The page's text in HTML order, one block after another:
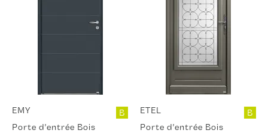
EMY
Porte d'entrée Bois
B
ETEL
Porte d'entrée Bois
B